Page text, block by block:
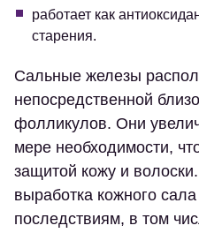
работает как
старения.
Сальные железы
непосредственной
фолликулов. Они
мере необходимости,
защитой кожу и
выработка кожного
последствиям, в том